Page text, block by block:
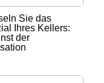
Sie das
Ihres Kellers:
der